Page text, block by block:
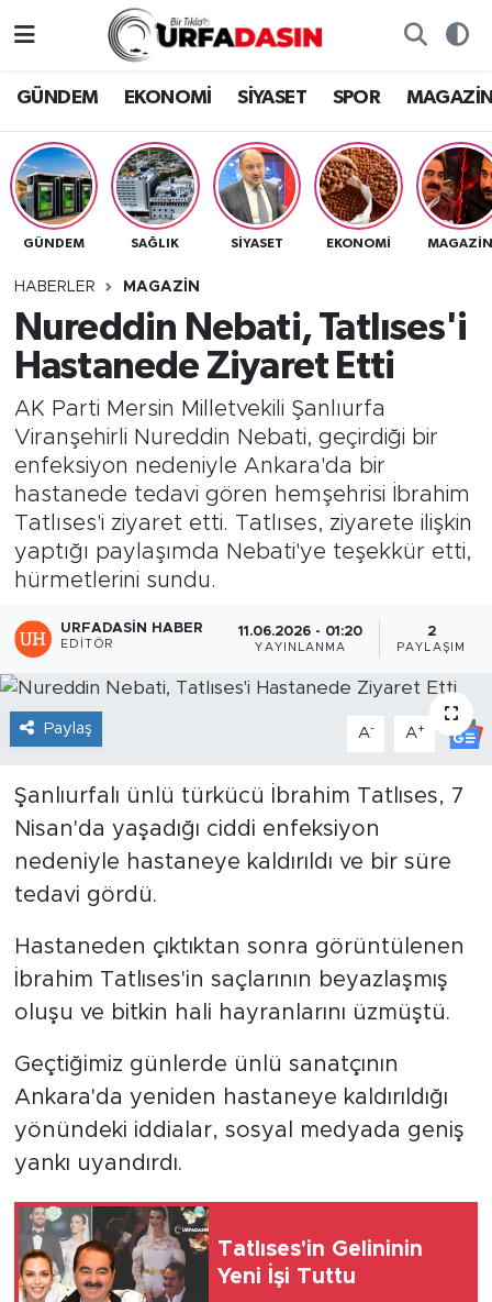
GÜNDEM EKONOMİ SİYASET SPOR
GÜNDEM SAĞLIK SİYASET EKONOMİ
HABERLER MAGAZİN
Nureddin Nebati, Tatlıses'i
Hastanede Ziyaret Etti
AK Parti Mersin Milletvekili Şanlıurfa
Viranşehirli Nureddin Nebati, geçirdiği bir
enfeksiyon nedeniyle Ankara'da bir
hastanede tedavi gören hemşehrisi İbrahim
Tatlıses'i ziyaret etti. Tatlıses, ziyarete ilişkin
yaptığı paylaşımda Nebati'ye teşekkür etti,
hürmetlerini sundu.
URFADASIN HABER
EDITÖR
11.06.2026 - 01:20
YAYINLANMA
2
PAYLAŞIM
Paylaş A- A+
Şanlıurfalı ünlü türkücü İbrahim Tatlıses, 7
Nisan'da yaşadığı ciddi enfeksiyon
nedeniyle hastaneye kaldırıldı ve bir süre
tedavi gördü.
Hastaneden çıktıktan sonra görüntülenen
İbrahim Tatlıses'in saçlarının beyazlaşmış
oluşu ve bitkin hali hayranlarını üzmüştü.
Geçtiğimiz günlerde ünlü sanatçının
Ankara'da yeniden hastaneye kaldırıldığı
yönündeki iddialar, sosyal medyada geniş
yankı uyandırdı.
Tatlıses'in Gelininin
Yeni İşi Tuttu
EKONOMİ
SİYASET
SPOR
MAGAZİN
SAĞLIK
TEKNOLOJİ
OTOMOBİL
Gizlilik ve Güvenlik Politikası
İletişim
Nöbetçi Eczaneler
Hava Durumu
Namaz Vakitleri
Trafik Durumu
Süper Lig Puan Durumu ve Fikstür
Tüm Manşetler
Son Dakika Haberleri
Haber Arşivi